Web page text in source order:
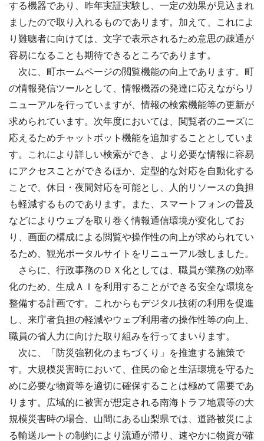
する機器であり、昨年実証実験し、一定の効果が見込まれ
ましたので取り入れるものであります。加えて、これによ
り難聴者に向けては、文字で表示されるため意思の疎通が
容易になることも期待できるところであります。
次に、町ホームページの閲覧機能の向上であります。町
の情報発信ツールとして、情報機器の発達に応えながらリ
ニューアルを行っていますが、情報の検索機能等の更新が
求められています。次年度においては、閲覧者のニーズに
応えるためチャットボット機能を追加することとしていま
す。これにより詳しい検索ができ、より必要な情報に容易
にアクセスことができるほか、定型的な対応を自動化する
ことで、休日・夜間対応を可能とし、人的リソースの負担
も軽減するものであります。また、スマートフォンの普及
などによりウェブを取り巻く情報通信環境が変化してお
り、画面の構成による閲覧や操作性の向上が求められてい
るため、観光ポータルサイトをリニューアル致しました。
さらに、行政事務のＤＸ化としては、職員が業務の効率
化のため、生成ＡＩを利用することができる安全な環境を
整備する計画です。これからもデジタル技術の利用を促進
し、来庁者負担の軽減やウェブ利用者の操作性等の向上、
職員の省人力に向けた取り組みを行ってまいります。
次に、「防災強靭化のまちづくり」を推進する施策で
す。大規模災害時において、住民の命と生活環境を守るた
めに必要な物資等を適切に確保することは極めて需要であ
ります。広域的に被害が想定される南海トラフ地震等の大
規模災害時の場合、山間にある山梨県では、道路被災によ
る輸送ルートの制約により流通が滞り、速やかに物資が確